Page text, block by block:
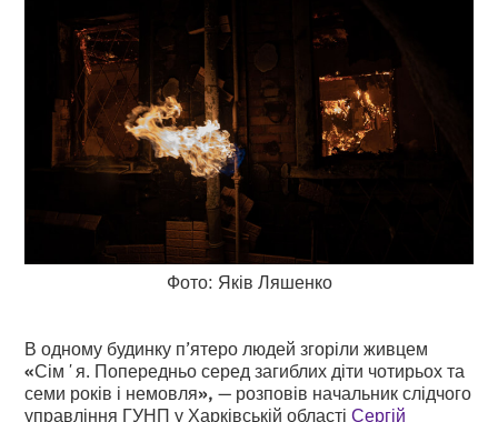
Фото: Яків Ляшенко
В одному будинку п’ятеро людей згоріли живцем
«Сімʼя. Попередньо серед загиблих діти чотирьох та
семи років і немовля», — розповів начальник слідчого
управління ГУНП у Харківській областіСергій